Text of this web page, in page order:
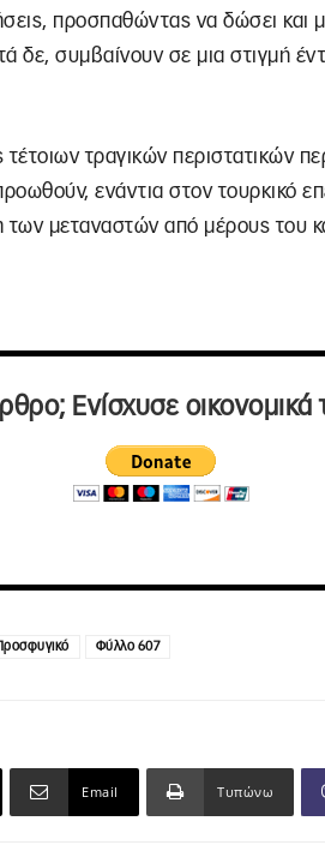
προσπαθώντας να δώσει και
δε, συμβαίνουν σε μια στιγμή
τέτοιων τραγικών περιστατικών
ενάντια στον τουρκικό
των μεταναστών από μέρους του
Ενίσχυσε οικονομικά
Φύλλο 607
Email Τυπώνω